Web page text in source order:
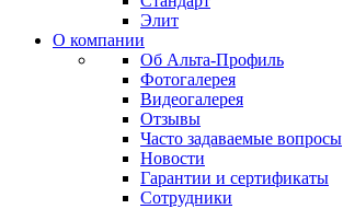
Элит
О компании
Об Альта-Профиль
Фотогалерея
Видеогалерея
Отзывы
Часто задаваемые вопросы
Новости
Гарантии и сертификаты
Сотрудники